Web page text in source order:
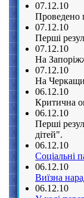
07.12.10
Проведено
07.12.10
Перші
07.12.10
На
07.12.10
На
06.12.10
Критична
06.12.10
Перші
дітей".
06.12.10
Соціальні
06.12.10
Виїзна
06.12.10